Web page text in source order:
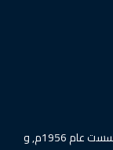
هي أول جريدة مسائية في جمهورية مصر العربية تأسست عام 1956م, و